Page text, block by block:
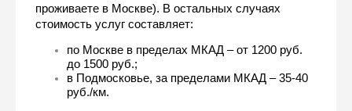
проживаете в Москве). В остальных случаях
стоимость услуг составляет:
по Москве в пределах МКАД – от 1200 руб.
до 1500 руб.;
в Подмосковье, за пределами МКАД – 35-40
руб./км.